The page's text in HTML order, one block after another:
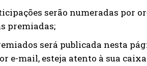
serão numeradas por
premiadas;
será publicada nesta
e-mail, esteja atento à sua